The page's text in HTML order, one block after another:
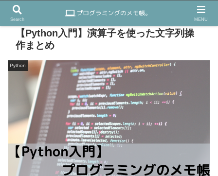
【Python入門】演算子を使った文字列操
作まとめ
Python
Search MENU